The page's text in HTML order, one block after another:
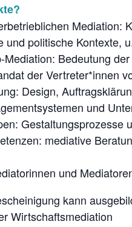
und politische Kontexte,
Mediation: Bedeutung
der Vertreter*innen
Design,
und
Gestaltungsprozesse
mediative
und
kann
Wirtschaftsmediation